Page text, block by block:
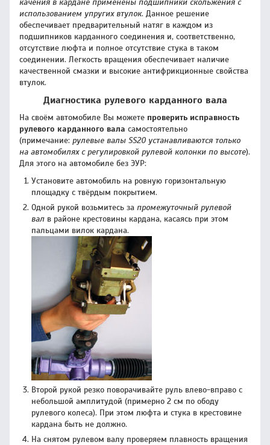
качения в кардане применены подшипники скольжения с
использованием упругих втулок. Данное решение
обеспечивает предварительный натяг в каждом из
подшипников карданного соединения и, соответственно,
отсутствие люфта и полное отсутствие стука в таком
соединении. Легкость вращения обеспечивает наличие
качественной смазки и высокие антифрикционные свойства
втулок.
Диагностика рулевого карданного вала
На своём автомобиле Вы можете проверить исправность
рулевого карданного вала самостоятельно
(примечание: рулевые валы SS20 устанавливаются только
на автомобилях с регулировкой рулевой колонки по высоте).
Для этого на автомобиле без ЭУР:
Установите автомобиль на ровную горизонтальную
площадку с твёрдым покрытием.
Одной рукой возьмитесь за промежуточный рулевой
вал в районе крестовины кардана, касаясь при этом
пальцами вилок кардана.
Второй рукой резко поворачивайте руль влево-вправо с
небольшой амплитудой (примерно 2 см по ободу
рулевого колеса). При этом люфта и стука в крестовине
кардана быть не должно.
На снятом рулевом валу проверяем плавность вращения